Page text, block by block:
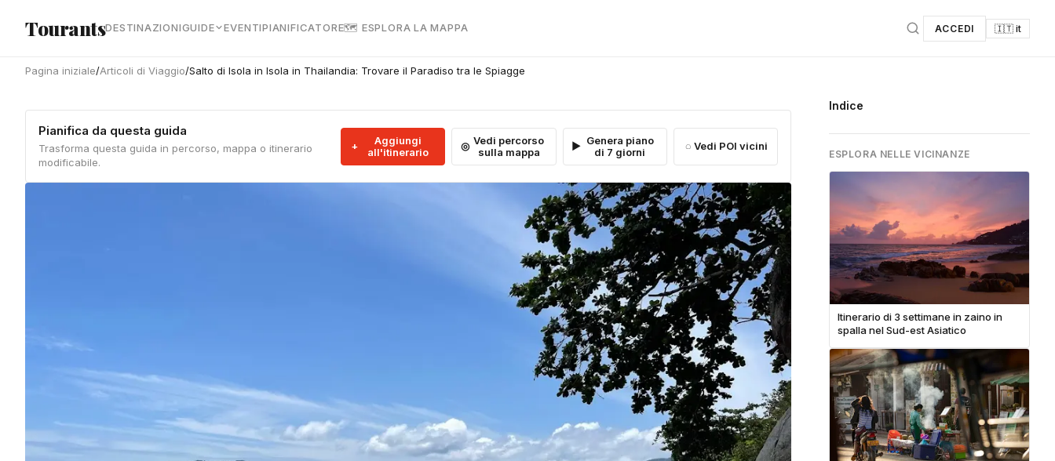
TourantsDESTINAZIONIGUIDE EVENTIPIANIFICATORE🗺 ESPLORA LA MAPPA ACCEDI 🇮🇹 it
Pagina iniziale/Articoli di Viaggio/Salto di Isola in Isola in Thailandia: Trovare il Paradiso tra le Spiagge
Pianifica da questa guida
Trasforma questa guida in percorso, mappa o itinerario
modificabile.
Aggiungi
all'itinerario
Vedi percorso
sulla mappa
Genera piano
di 7 giorni
Vedi POI vicini
Indice
ESPLORA NELLE VICINANZE
Itinerario di 3 settimane in zaino in
spalla nel Sud-est Asiatico